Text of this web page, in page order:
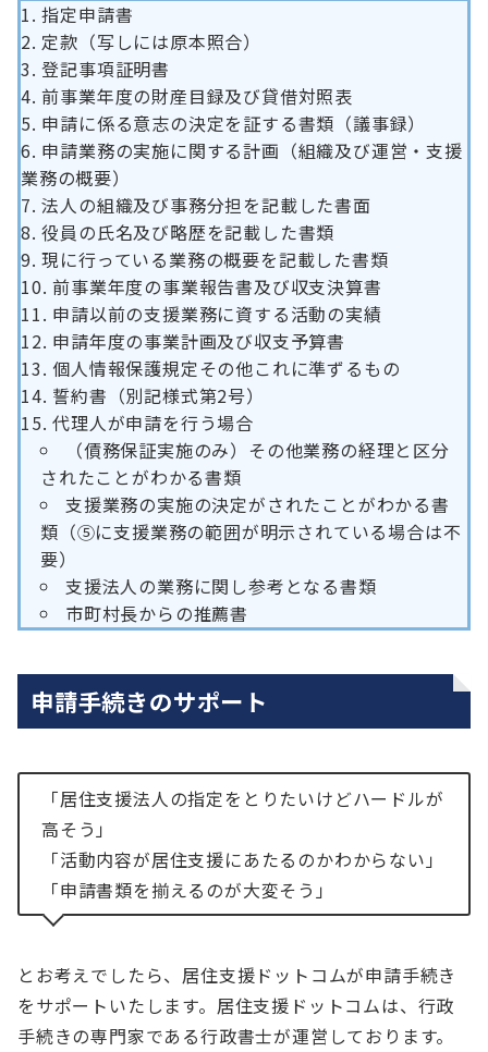
指定申請書
定款（写しには原本照合）
登記事項証明書
前事業年度の財産目録及び貸借対照表
申請に係る意志の決定を証する書類（議事録）
申請業務の実施に関する計画（組織及び運営・支援
業務の概要）
法人の組織及び事務分担を記載した書面
役員の氏名及び略歴を記載した書類
現に行っている業務の概要を記載した書類
前事業年度の事業報告書及び収支決算書
申請以前の支援業務に資する活動の実績
申請年度の事業計画及び収支予算書
個人情報保護規定その他これに準ずるもの
誓約書（別記様式第2号）
代理人が申請を行う場合
（債務保証実施のみ）その他業務の経理と区分
されたことがわかる書類
支援業務の実施の決定がされたことがわかる書
類（⑤に支援業務の範囲が明示されている場合は不
要）
支援法人の業務に関し参考となる書類
市町村長からの推薦書
申請手続きのサポート
「居住支援法人の指定をとりたいけどハードルが
高そう」
「活動内容が居住支援にあたるのかわからない」
「申請書類を揃えるのが大変そう」
とお考えでしたら、居住支援ドットコムが申請手続き
をサポートいたします。居住支援ドットコムは、行政
手続きの専門家である行政書士が運営しております。